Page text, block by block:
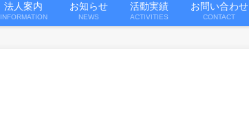
法人案内
INFORMATION
お知らせ
NEWS
活動実績
ACTIVITIES
お問い合わせ
CONTACT